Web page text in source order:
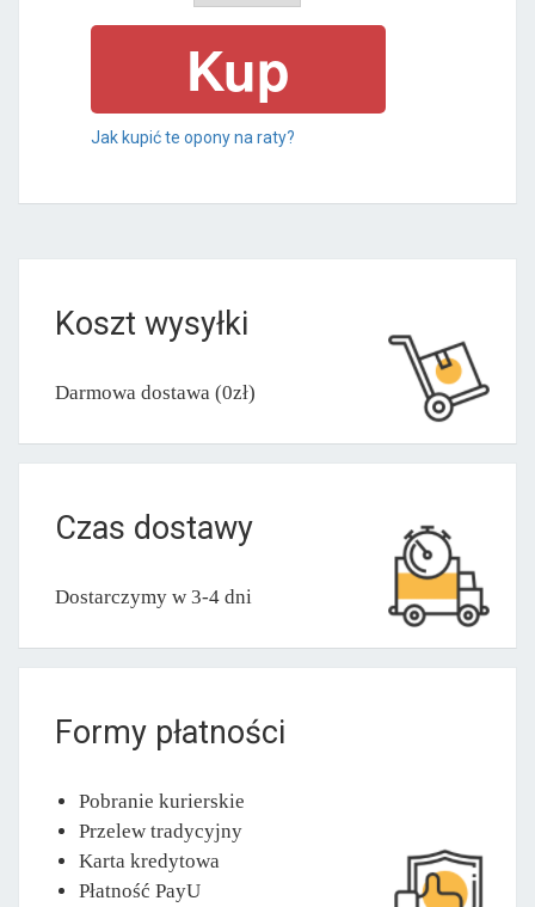
Jak kupić te opony na raty?
Koszt wysyłki
Darmowa dostawa (0zł)
Czas dostawy
Dostarczymy w 3-4 dni
Formy płatności
Pobranie kurierskie
Przelew tradycyjny
Karta kredytowa
Płatność PayU